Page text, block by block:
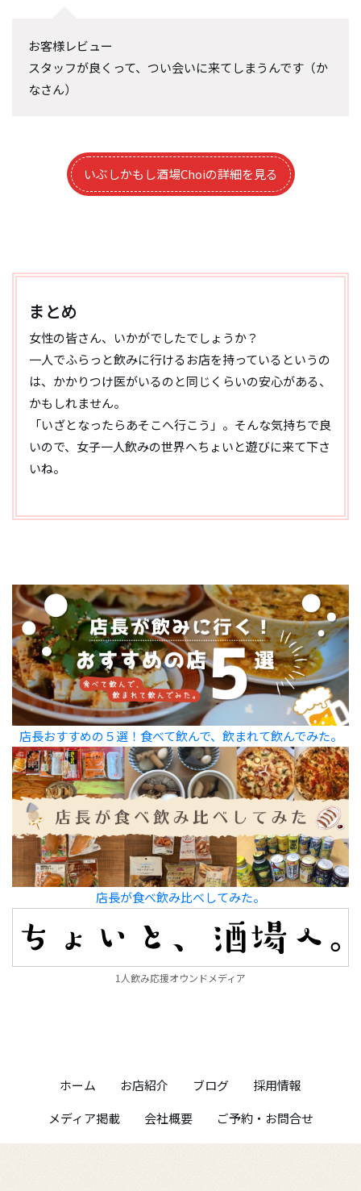
お客様レビュー
スタッフが良くって、つい会いに来てしまうんです（か
なさん）
いぶしかもし酒場Choiの詳細を見る
まとめ
女性の皆さん、いかがでしたでしょうか？
一人でふらっと飲みに行けるお店を持っているというの
は、かかりつけ医がいるのと同じくらいの安心がある、
かもしれません。
「いざとなったらあそこへ行こう」。そんな気持ちで良
いので、女子一人飲みの世界へちょいと遊びに来て下さ
いね。
店長おすすめの５選！食べて飲んで、飲まれて飲んでみた。
店長が食べ飲み比べしてみた。
1人飲み応援オウンドメディア
ホーム お店紹介 ブログ
採用情報
メディア掲載
会社概要 ご予約・お問合せ